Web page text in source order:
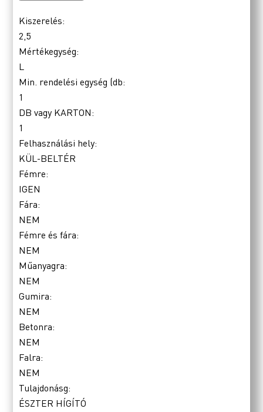
Kiszerelés:
2,5
Mértékegység:
L
Min. rendelési egység (db:
1
DB vagy KARTON:
1
Felhasználási hely:
KÜL-BELTÉR
Fémre:
IGEN
Fára:
NEM
Fémre és fára:
NEM
Műanyagra:
NEM
Gumira:
NEM
Betonra:
NEM
Falra:
NEM
Tulajdonásg:
ÉSZTER HÍGÍTÓ